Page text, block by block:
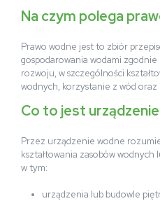
Na czym polega
Prawo wodne jest to zbiór
gospodarowania wodami
rozwoju, w szczególności
wodnych, korzystanie z wód
Co to jest
Przez urządzenie wodne
kształtowania zasobów
w tym:
urządzenia lub budowle